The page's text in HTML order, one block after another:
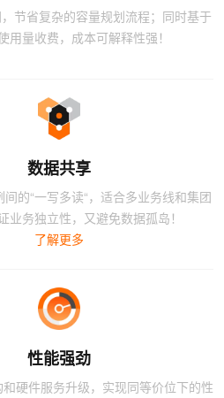
，节省复杂的容量规划流程；同时基于
用量收费，成本可解释性强！
数据共享
的“一写多读“，适合多业务线和集团
业务独立性，又避免数据孤岛！
了解更多
性能强劲
硬件服务升级，实现同等价位下的性